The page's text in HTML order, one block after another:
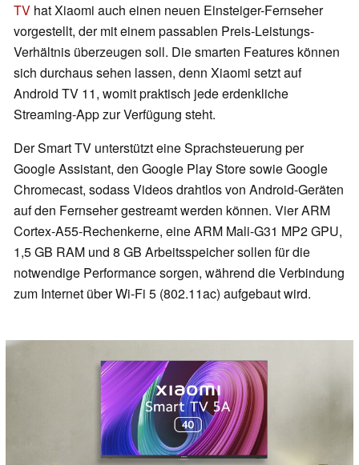
TV hat Xiaomi auch einen neuen Einsteiger-Fernseher
vorgestellt, der mit einem passablen Preis-Leistungs-
Verhältnis überzeugen soll. Die smarten Features können
sich durchaus sehen lassen, denn Xiaomi setzt auf
Android TV 11, womit praktisch jede erdenkliche
Streaming-App zur Verfügung steht.
Der Smart TV unterstützt eine Sprachsteuerung per
Google Assistant, den Google Play Store sowie Google
Chromecast, sodass Videos drahtlos von Android-Geräten
auf den Fernseher gestreamt werden können. Vier ARM
Cortex-A55-Rechenkerne, eine ARM Mali-G31 MP2 GPU,
1,5 GB RAM und 8 GB Arbeitsspeicher sollen für die
notwendige Performance sorgen, während die Verbindung
zum Internet über Wi-Fi 5 (802.11ac) aufgebaut wird.